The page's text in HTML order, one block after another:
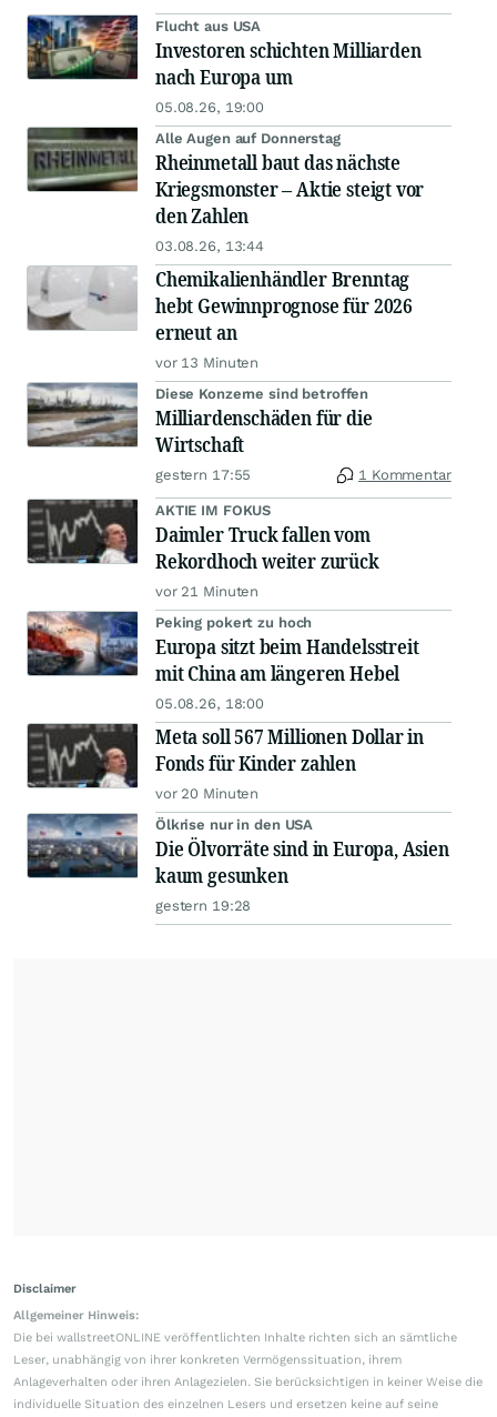
Flucht aus USA
Investoren schichten Milliarden
nach Europa um
05.08.26, 19:00
Alle Augen auf Donnerstag
Rheinmetall baut das nächste
Kriegsmonster – Aktie steigt vor
den Zahlen
03.08.26, 13:44
Chemikalienhändler Brenntag
hebt Gewinnprognose für 2026
erneut an
vor 13 Minuten
Diese Konzerne sind betroffen
Milliardenschäden für die
Wirtschaft
gestern 17:55 1 Kommentar
AKTIE IM FOKUS
Daimler Truck fallen vom
Rekordhoch weiter zurück
vor 21 Minuten
Peking pokert zu hoch
Europa sitzt beim Handelsstreit
mit China am längeren Hebel
05.08.26, 18:00
Meta soll 567 Millionen Dollar in
Fonds für Kinder zahlen
vor 20 Minuten
Ölkrise nur in den USA
Die Ölvorräte sind in Europa, Asien
kaum gesunken
gestern 19:28
Disclaimer
Allgemeiner Hinweis:
Die bei wallstreetONLINE veröffentlichten Inhalte richten sich an sämtliche
Leser, unabhängig von ihrer konkreten Vermögenssituation, ihrem
Anlageverhalten oder ihren Anlagezielen. Sie berücksichtigen in keiner Weise die
individuelle Situation des einzelnen Lesers und ersetzen keine auf seine